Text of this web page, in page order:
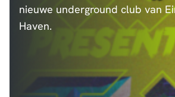
nieuwe underground club van
Haven.